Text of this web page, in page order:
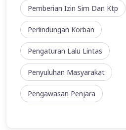
Pemberian Izin Sim Dan Ktp
Perlindungan Korban
Pengaturan Lalu Lintas
Penyuluhan Masyarakat
Pengawasan Penjara